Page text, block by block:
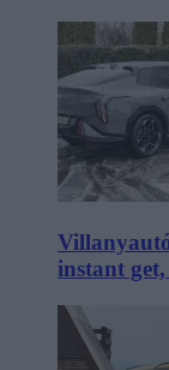
instant